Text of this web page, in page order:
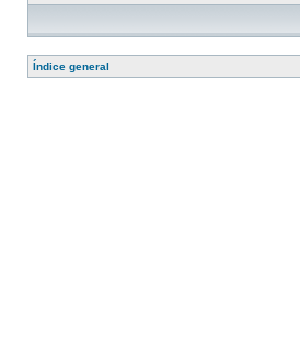
Índice general